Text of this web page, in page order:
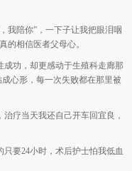
我陪你”，一下子让我把眼泪咽
的相信医者父母心。
成功，却更感动于生殖科走廊那
心形，每一次失败都在那里被
疗当天我还自己开车回宜良，
要24小时，术后护士怕我低血